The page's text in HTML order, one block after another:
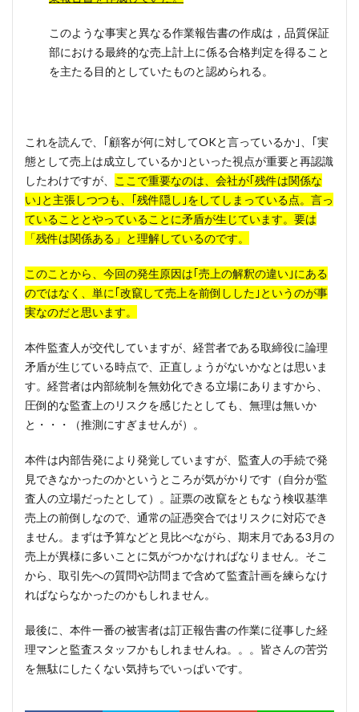
このような事実と異なる作業報告書の作成は，品質保証
部における最終的な売上計上に係る合格判定を得ること
を主たる目的としていたものと認められる。
これを読んで、｢顧客が何に対してOKと言っているか｣、｢実
態として売上は成立しているか｣といった視点が重要と再認識
したわけですが、
ここで重要なのは、会社が｢残件は関係な
い｣と主張しつつも、｢残件隠し｣をしてしまっている点。言っ
ていることとやっていることに矛盾が生じています。要は
「残件は関係ある」と理解しているのです。
このことから、今回の発生原因は｢売上の解釈の違い｣にある
のではなく、単に｢改竄して売上を前倒しした｣というのが事
実なのだと思います。
本件監査人が交代していますが、経営者である取締役に論理
矛盾が生じている時点で、正直しょうがないかなとは思いま
す。経営者は内部統制を無効化できる立場にありますから、
圧倒的な監査上のリスクを感じたとしても、無理は無いか
と・・・（推測にすぎませんが）。
本件は内部告発により発覚していますが、監査人の手続で発
見できなかったのかというところが気がかりです（自分が監
査人の立場だったとして）。証票の改竄をともなう検収基準
売上の前倒しなので、通常の証憑突合ではリスクに対応でき
ません。まずは予算などと見比べながら、期末月である3月の
売上が異様に多いことに気がつかなければなりません。そこ
から、取引先への質問や訪問まで含めて監査計画を練らなけ
ればならなかったのかもしれません。
最後に、本件一番の被害者は訂正報告書の作業に従事した経
理マンと監査スタッフかもしれませんね。。。皆さんの苦労
を無駄にしたくない気持ちでいっぱいです。